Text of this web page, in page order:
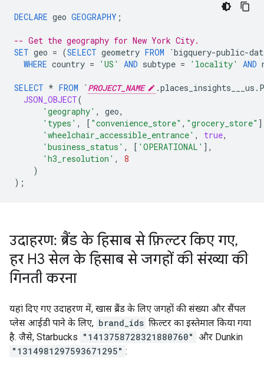
DECLARE geo GEOGRAPHY ;
-- Get the geography for New York City.
SET geo = (SELECT geometry FROM
`bigquery-public-
WHERE country = 'US' AND subtype = 'locality' AND
SELECT * FROM `PROJECT_NAME
JSON_OBJECT(
'geography' , geo,
'types' , [ "convenience_store" , "grocery_store" ]
'wheelchair_accessible_entrance' , true,
'business_status' , [ 'OPERATIONAL' ] ,
'h3_resolution' ,
8
)
);
उदाहरण: ब्रैंड के हिसाब से फ़िल्टर किए गए,
हर H3 सेल के हिसाब से जगहों की संख्या की
गिनती करना
यहां दिए गए उदाहरण में, खास ब्रैंड के लिए जगहों की संख्या और सैंपल
प्लेस आईडी पाने के लिए, brand_ids फ़िल्टर का इस्तेमाल किया गया
है. जैसे, Starbucks "1413758728321880760"
और Dunkin
"1314981297593671295" :